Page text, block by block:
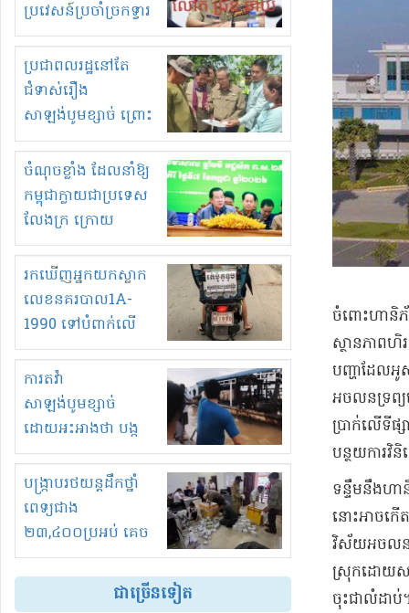
ប្រវេសន៍ប្រចាំច្រកទ្វារ
ព្រំដែនភ្នំឌិន និងឈ្មួញ
មួយចំនួនទៀត
កំពង់តែគុបគិតគ្នា
ធ្វើសកម្មភាពរកស៊ីនិង
ស្តុកទំនិញគេចពន្ធ?
ប្រជាពលរដ្ឋនៅតែ
ជំទាស់រឿង
សាឡង់បូមខ្សាច់ ព្រោះ
ខ្លាចបាក់ច្រាំងទៀត!
ចំណុចខ្លាំង ដែលនាំឱ្យ
កម្ពុជាក្លាយជាប្រទេស
លែងក្រ ក្រោយ
ឆ្នាំ២០៣០
រកឃើញអ្នកយកស្លាក
លេខនគរបាល1A-
1990 ទៅបំពាក់លើ
ម៉ូតូរបស់ខ្លួន ដាកផ្លាក
រត់ឌុបហើយ
ការតវ៉ា
សាឡង់បូមខ្សាច់
ដោយអះអាងថា បង្ក
បាក់ច្រាំងទន្លេ និង
រំខានទាំងយប់ទាំងថ្ងៃ
បង្ក្រាបរថយន្តដឹកថ្នាំ
ពេទ្យជាង
២៣,៤០០ប្រអប់ គេច
ពន្ធនិងអត់ច្បាប់នាំ
ចូល!?
ជាច្រើនទៀត
ចំពោះ​ហានិភ័
ស្ថានភាព​ហិ
បញ្ហា​ដែល​អូ
អចលនទ្រព្យ​
ប្រាក់​លើ​ទី
បន្ថយ​ការវិ
ទន្ទឹមនឹង​ហា
នោះ​អាច​ក
វិស័យ​អចលនទ្
ស្រុក​ដោយសា
ចុះ​ជា​លំដាប់​